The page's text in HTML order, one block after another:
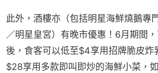
此外，酒樓亦（包括明星海鮮燒鵝專
／明星皇宮）有晚市優惠！6月期間
後，食客可以低至$4享用招牌脆皮炸
$28享用多款即叫即炒的海鮮小菜，